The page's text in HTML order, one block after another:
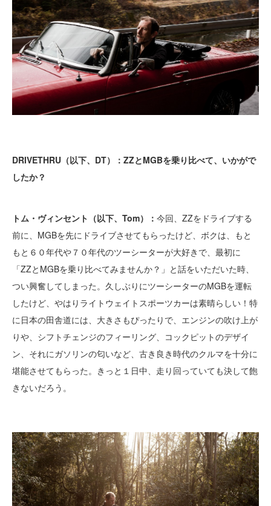
DRIVETHRU（以下、DT）：ZZとMGBを乗り比べて、いかがで
したか？
トム・ヴィンセント（以下、Tom）： 今回、ZZをドライブする
前に、MGBを先にドライブさせてもらったけど、ボクは、もと
もと６０年代や７０年代のツーシーターが大好きで、最初に
「ZZとMGBを乗り比べてみませんか？」と話をいただいた時、
つい興奮してしまった。久しぶりにツーシーターのMGBを運転
したけど、やはりライトウェイトスポーツカーは素晴らしい！特
に日本の田舎道には、大きさもぴったりで、エンジンの吹け上が
りや、シフトチェンジのフィーリング、コックピットのデザイ
ン、それにガソリンの匂いなど、古き良き時代のクルマを十分に
堪能させてもらった。きっと１日中、走り回っていても決して飽
きないだろう。